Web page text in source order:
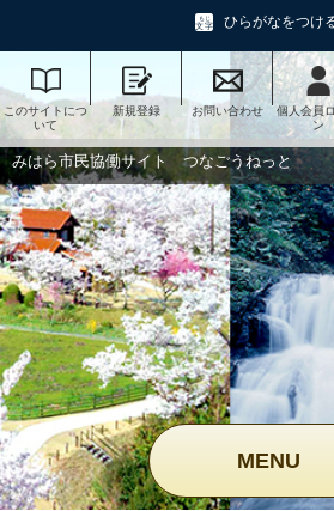
ひらがなをつけ
このサイトにつ
いて
新規登録 お問い合わせ
個人会員
ン
みはら市民協働サイト つなごうねっと
MENU